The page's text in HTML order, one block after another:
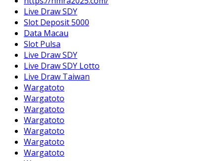
Live Draw SDY
Slot Deposit 5000
Data Macau
Slot Pulsa
Live Draw SDY
Live Draw SDY Lotto
Live Draw Taiwan
Wargatoto
Wargatoto
Wargatoto
Wargatoto
Wargatoto
Wargatoto
Wargatoto